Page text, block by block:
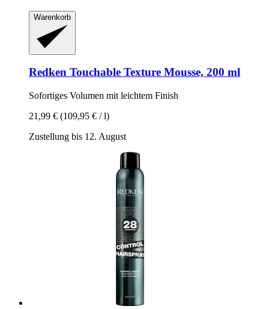
Warenkorb
Redken Touchable Texture Mousse, 200 ml
Sofortiges Volumen mit leichtem Finish
21,99 € (109,95 € / l)
Zustellung bis 12. August